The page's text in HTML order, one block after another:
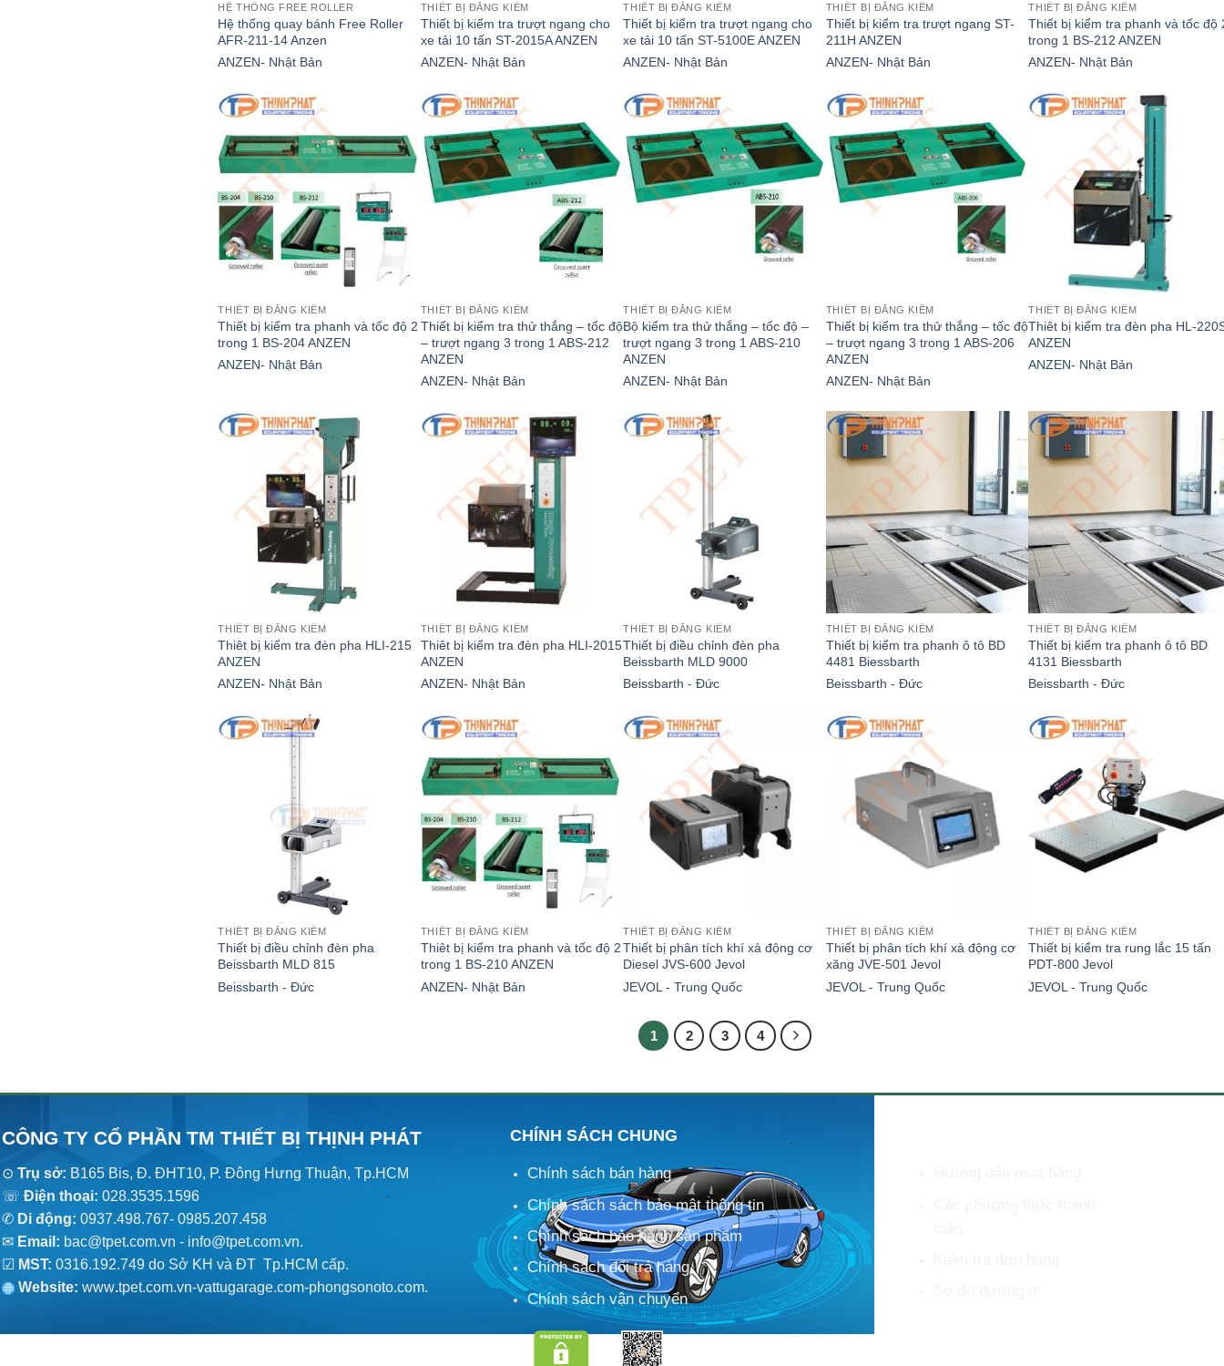
HỆ THỐNG FREE ROLLER
Hệ thống quay bánh Free Roller
AFR-211-14 Anzen
ANZEN- Nhật Bản
THIẾT BỊ ĐĂNG KIỂM
Thiết bị kiểm tra trượt ngang cho
xe tải 10 tấn ST-2015A ANZEN
ANZEN- Nhật Bản
THIẾT BỊ ĐĂNG KIỂM
Thiết bị kiểm tra trượt ngang cho
xe tải 10 tấn ST-5100E ANZEN
ANZEN- Nhật Bản
THIẾT BỊ ĐĂNG KIỂM
Thiết bị kiểm tra trượt ngang ST-
211H ANZEN
ANZEN- Nhật Bản
THIẾT BỊ ĐĂNG KIỂM
Thiết bị kiểm tra phanh và tốc độ
trong 1 BS-212 ANZEN
ANZEN- Nhật Bản
THIẾT BỊ ĐĂNG KIỂM
Thiết bị kiểm tra phanh và tốc độ 2
trong 1 BS-204 ANZEN
ANZEN- Nhật Bản
THIẾT BỊ ĐĂNG KIỂM
Thiết bị kiểm tra thử thắng – tốc độ
– trượt ngang 3 trong 1 ABS-212
ANZEN
ANZEN- Nhật Bản
THIẾT BỊ ĐĂNG KIỂM
Bộ kiểm tra thử thắng – tốc độ –
trượt ngang 3 trong 1 ABS-210
ANZEN
ANZEN- Nhật Bản
THIẾT BỊ ĐĂNG KIỂM
Thiết bị kiểm tra thử thắng – tốc độ
– trượt ngang 3 trong 1 ABS-206
ANZEN
ANZEN- Nhật Bản
THIẾT BỊ ĐĂNG KIỂM
Thiêt bị kiểm tra đèn pha HL-
ANZEN
ANZEN- Nhật Bản
THIẾT BỊ ĐĂNG KIỂM
Thiêt bị kiểm tra đèn pha HLI-215
ANZEN
ANZEN- Nhật Bản
THIẾT BỊ ĐĂNG KIỂM
Thiêt bị kiểm tra đèn pha HLI-2015
ANZEN
ANZEN- Nhật Bản
THIẾT BỊ ĐĂNG KIỂM
Thiết bị điều chỉnh đèn pha
Beissbarth MLD 9000
Beissbarth - Đức
THIẾT BỊ ĐĂNG KIỂM
Thiết bị kiểm tra phanh ô tô BD
4481 Biessbarth
Beissbarth - Đức
THIẾT BỊ ĐĂNG KIỂM
Thiết bị kiểm tra phanh ô tô BD
4131 Biessbarth
Beissbarth - Đức
THIẾT BỊ ĐĂNG KIỂM
Thiết bị điều chỉnh đèn pha
Beissbarth MLD 815
Beissbarth - Đức
THIẾT BỊ ĐĂNG KIỂM
Thiêt bị kiểm tra phanh và tốc độ 2
trong 1 BS-210 ANZEN
ANZEN- Nhật Bản
THIẾT BỊ ĐĂNG KIỂM
Thiết bị phân tích khí xả động cơ
Diesel JVS-600 Jevol
JEVOL - Trung Quốc
THIẾT BỊ ĐĂNG KIỂM
Thiết bị phân tích khí xả động cơ
xăng JVE-501 Jevol
JEVOL - Trung Quốc
THIẾT BỊ ĐĂNG KIỂM
Thiết bị kiểm tra rung lắc 15 tấn
PDT-800 Jevol
JEVOL - Trung Quốc
1 2 3 4
CÔNG TY CỔ PHẦN TM THIẾT BỊ THỊNH PHÁT
⊙ Trụ sở: B165 Bis, Đ. ĐHT10, P. Đông Hưng Thuận, Tp.HCM
☏ Điện thoại: 028.3535.1596
✆ Di động: 0937.498.767- 0985.207.458
✉ Email: bac@tpet.com.vn - info@tpet.com.vn.
☑ MST: 0316.192.749 do Sở KH và ĐT Tp.HCM cấp.
Website: www.tpet.com.vn-vattugarage.com-phongsonoto.com.
CHÍNH SÁCH CHUNG
Chính sách bán hàng
Chính sách sách bảo mật thông tin
Chính sách bảo hành sản phẩm
Chính sách đổi trả hàng
Chính sách vận chuyển